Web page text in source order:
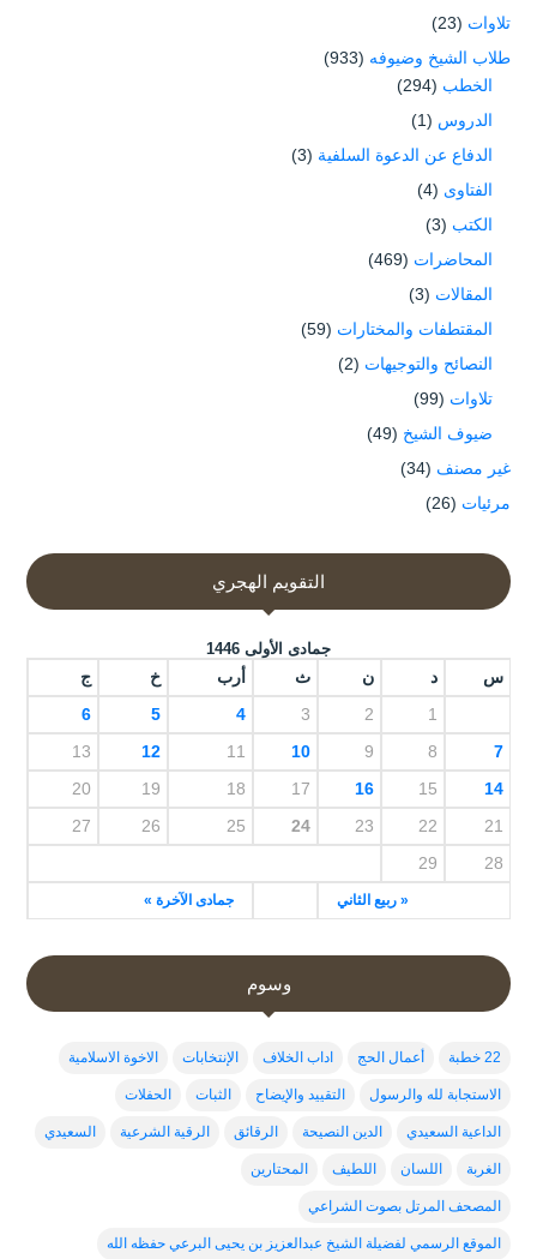
تلاوات (23)
طلاب الشيخ وضيوفه (933)
الخطب (294)
الدروس (1)
الدفاع عن الدعوة السلفية (3)
الفتاوى (4)
الكتب (3)
المحاضرات (469)
المقالات (3)
المقتطفات والمختارات (59)
النصائح والتوجيهات (2)
تلاوات (99)
ضيوف الشيخ (49)
غير مصنف (34)
مرئيات (26)
التقويم الهجري
جمادى الأولى 1446
س د ن ث أرب خ ج
« ربيع الثاني جمادى الآخرة »
1
2
3
4
5
6
7
8
9
10
11
12
13
14
15
16
17
18
19
20
21
22
23
24
25
26
27
28
29
وسوم
22 خطبة أعمال الحج اداب الخلاف الإنتخابات الاخوة الاسلامية
الاستجابة لله والرسول التقييد والإيضاح الثبات الحفلات
الداعية السعيدي الدين النصيحة الرقائق الرقية الشرعية السعيدي
الغربة اللسان اللطيف المحتارين
المصحف المرتل بصوت الشراعي
الموقع الرسمي لفضيلة الشيخ عبدالعزيز بن يحيى البرعي حفظه الله